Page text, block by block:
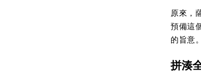
原來，
預備這
的旨意
拼湊